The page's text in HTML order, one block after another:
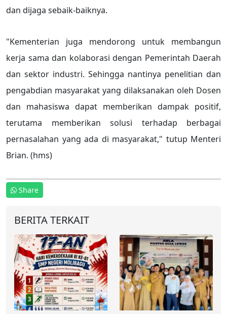
dan dijaga sebaik-baiknya.
"Kementerian juga mendorong untuk membangun
kerja sama dan kolaborasi dengan Pemerintah Daerah
dan sektor industri. Sehingga nantinya penelitian dan
pengabdian masyarakat yang dilaksanakan oleh Dosen
dan mahasiswa dapat memberikan dampak positif,
terutama memberikan solusi terhadap berbagai
pernasalahan yang ada di masyarakat," tutup Menteri
Brian. (hms)
Share
BERITA TERKAIT